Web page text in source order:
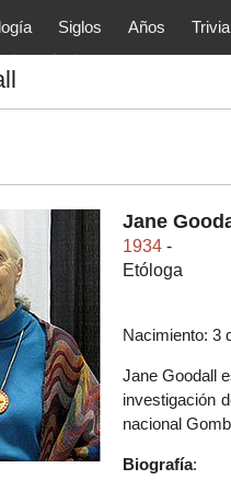
y
arte,
Siglos Años
Jane
1934 -
Etóloga
Nacimiento: 3
Jane Goodall
investigación
nacional
Biografía: